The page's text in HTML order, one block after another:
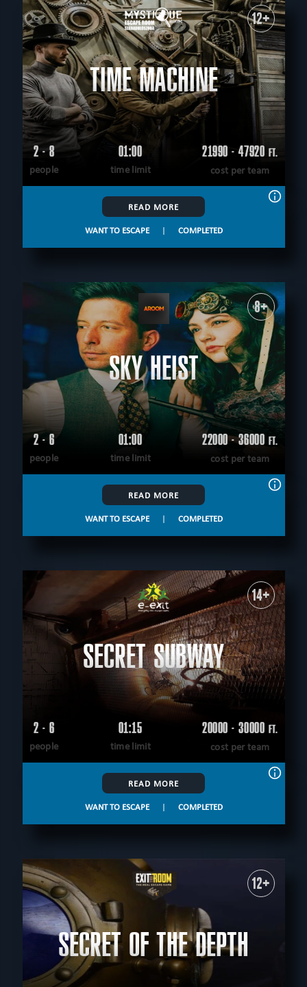
12+
TIME MACHINE
2 - 8
people
01:00
time limit
21990 - 47920 FT.
cost per team
READ MORE
WANT TO ESCAPE | COMPLETED
8+
SKY HEIST
2 - 6
people
01:00
time limit
22000 - 36000 FT.
cost per team
READ MORE
WANT TO ESCAPE | COMPLETED
14+
SECRET SUBWAY
2 - 6
people
01:15
time limit
20000 - 30000 FT.
cost per team
READ MORE
WANT TO ESCAPE | COMPLETED
12+
SECRET OF THE DEPTH